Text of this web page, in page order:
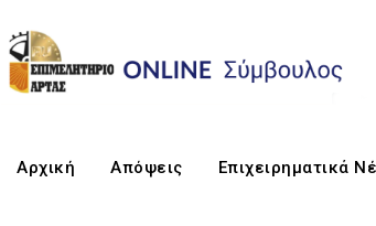
Αρχική Απόψεις Επιχειρηματικά